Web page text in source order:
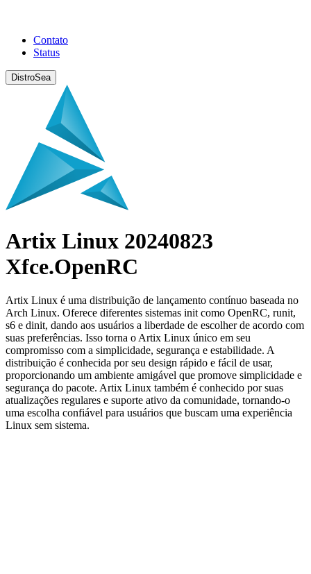
Contato
Status
DistroSea
Artix Linux 20240823
Xfce.OpenRC
Artix Linux é uma distribuição de lançamento contínuo baseada no
Arch Linux. Oferece diferentes sistemas init como OpenRC, runit,
s6 e dinit, dando aos usuários a liberdade de escolher de acordo com
suas preferências. Isso torna o Artix Linux único em seu
compromisso com a simplicidade, segurança e estabilidade. A
distribuição é conhecida por seu design rápido e fácil de usar,
proporcionando um ambiente amigável que promove simplicidade e
segurança do pacote. Artix Linux também é conhecido por suas
atualizações regulares e suporte ativo da comunidade, tornando-o
uma escolha confiável para usuários que buscam uma experiência
Linux sem sistema.